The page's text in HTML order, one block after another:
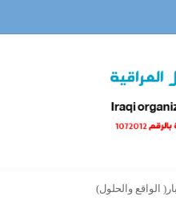
الواقع والحلول)